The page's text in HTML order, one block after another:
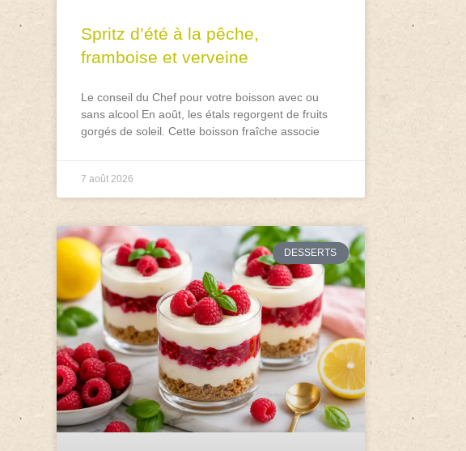
Spritz d’été à la pêche,
framboise et verveine
Le conseil du Chef pour votre boisson avec ou
sans alcool En août, les étals regorgent de fruits
gorgés de soleil. Cette boisson fraîche associe
7 août 2026
DESSERTS